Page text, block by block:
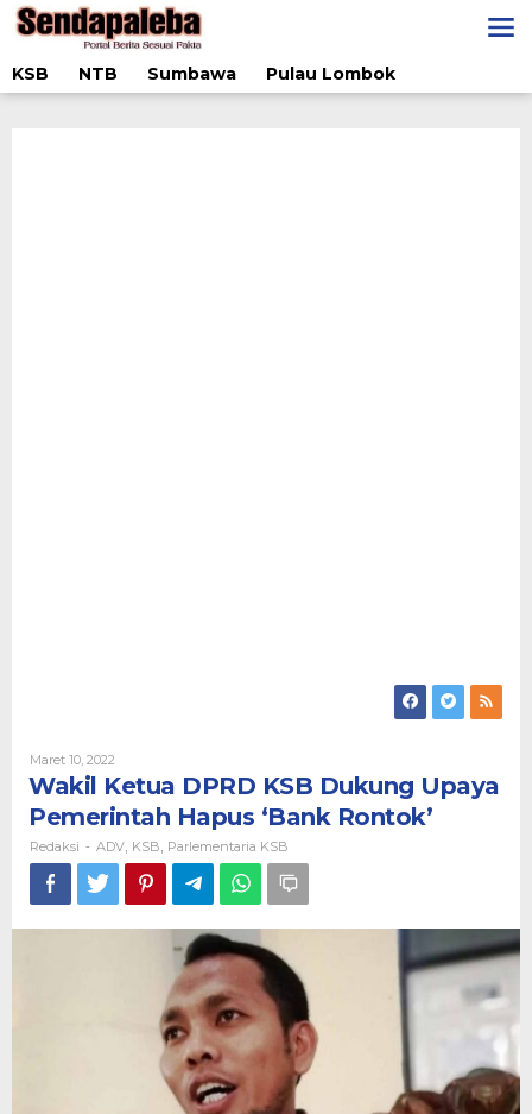
Lewati
ke
KSB
NTB Sumbawa Pulau Lombok
Maret 10, 2022
Redaksi
Wakil Ketua DPRD KSB Dukung Upaya
Pemerintah Hapus ‘Bank Rontok’
Redaksi - ADV KSB Parlementaria KSB